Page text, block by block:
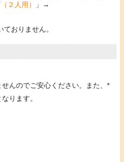
２人用）
」→
おりません。
んのでご安心ください。また、 *
ります。